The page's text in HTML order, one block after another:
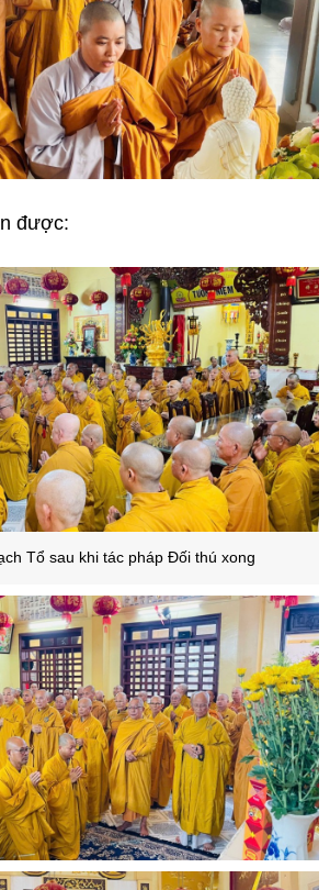
được:
Tổ sau khi tác pháp Đối thú xong